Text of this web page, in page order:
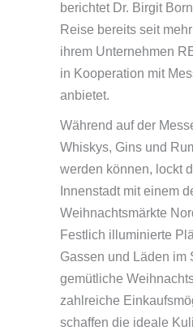
berichtet Dr. Birgit
Reise bereits seit
ihrem Unternehmen
in Kooperation mit
anbietet.
Während auf der
Whiskys, Gins und
werden können, lockt
Innenstadt mit einem
Weihnachtsmärkte
Festlich illuminierte
Gassen und Läden im
gemütliche
zahlreiche
schaffen die ideale